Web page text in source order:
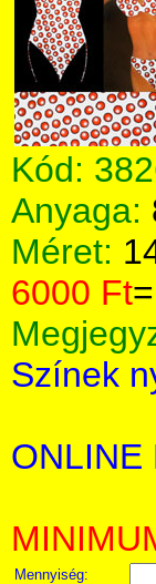
Kód:
Anyaga:
Méret:
6000 Ft=
Színek
ONLINE
Mennyiség: